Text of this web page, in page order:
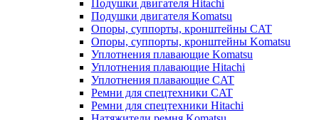
Подушки двигателя Hitachi
Подушки двигателя Komatsu
Опоры, суппорты, кронштейны CAT
Опоры, суппорты, кронштейны Komatsu
Уплотнения плавающие Komatsu
Уплотнения плавающие Hitachi
Уплотнения плавающие CAT
Ремни для спецтехники CAT
Ремни для спецтехники Hitachi